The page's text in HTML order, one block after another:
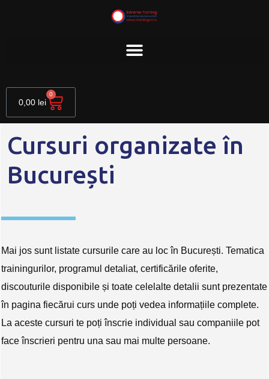
0,00 lei
0
Cart
Cursuri organizate în
București
Mai jos sunt listate cursurile care au loc în București. Tematica
trainingurilor, programul detaliat, certificările oferite,
discouturile disponibile și toate celelalte detalii sunt prezentate
în pagina fiecărui curs unde poți vedea informațiile complete.
La aceste cursuri te poți înscrie individual sau companiile pot
face înscrieri pentru una sau mai multe persoane.